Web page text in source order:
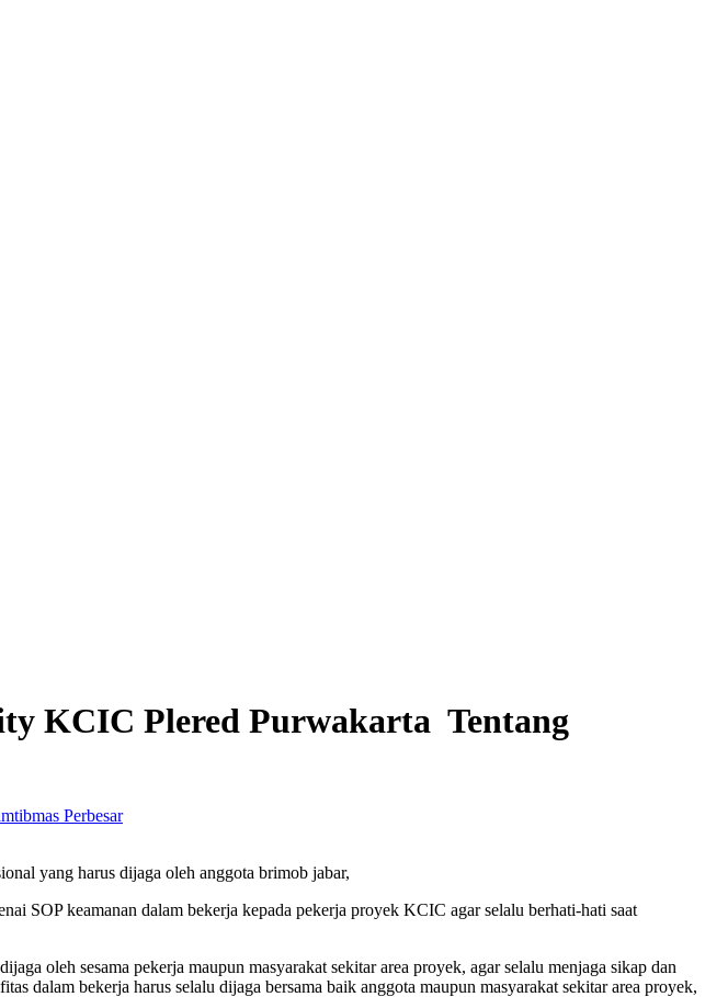
KCIC Plered Purwakarta Tentang
Perbesar
yang harus dijaga oleh anggota brimob jabar,
SOP keamanan dalam bekerja kepada pekerja proyek KCIC agar selalu berhati-hati saat
oleh sesama pekerja maupun masyarakat sekitar area proyek, agar selalu menjaga sikap dan
dalam bekerja harus selalu dijaga bersama baik anggota maupun masyarakat sekitar area proyek,